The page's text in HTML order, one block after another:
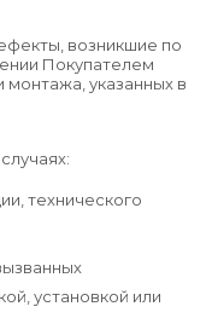
возникшие по
Покупателем
монтажа, указанных в
технического
установкой или